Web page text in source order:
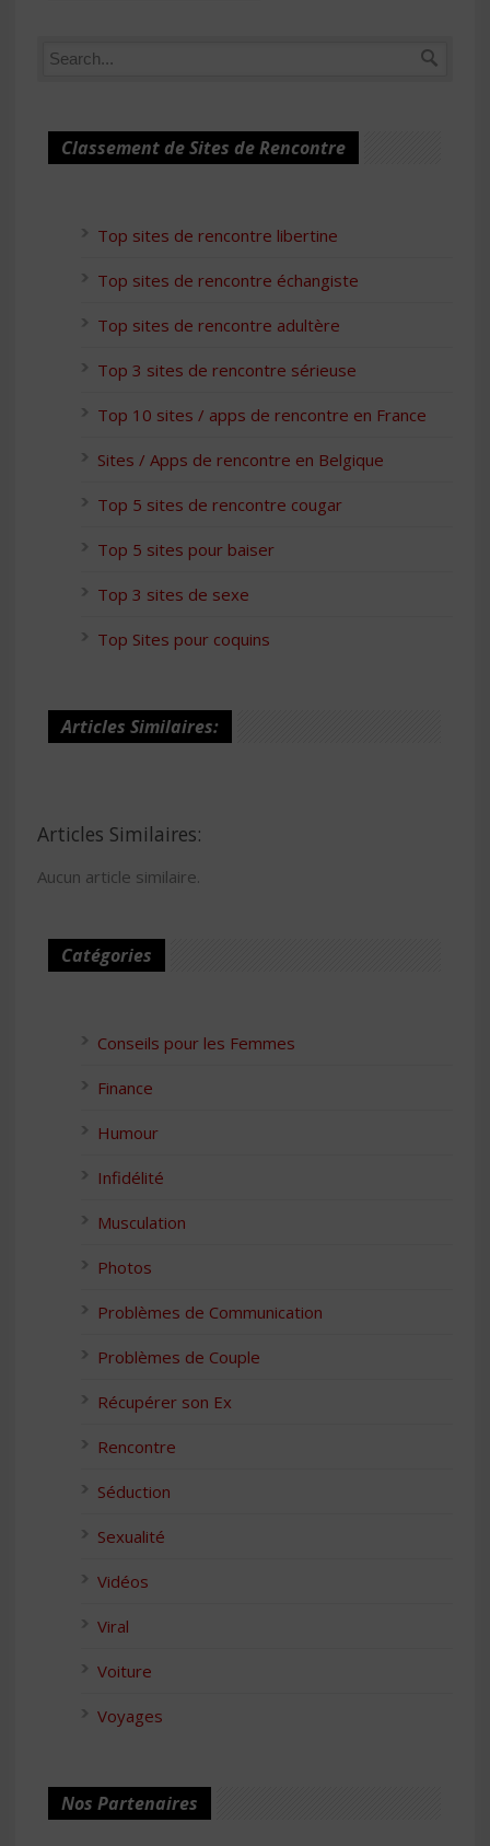
Classement de Sites de Rencontre
Top sites de rencontre libertine
Top sites de rencontre échangiste
Top sites de rencontre adultère
Top 3 sites de rencontre sérieuse
Top 10 sites / apps de rencontre en France
Sites / Apps de rencontre en Belgique
Top 5 sites de rencontre cougar
Top 5 sites pour baiser
Top 3 sites de sexe
Top Sites pour coquins
Articles Similaires:
Articles Similaires:
Aucun article similaire.
Catégories
Conseils pour les Femmes
Finance
Humour
Infidélité
Musculation
Photos
Problèmes de Communication
Problèmes de Couple
Récupérer son Ex
Rencontre
Séduction
Sexualité
Vidéos
Viral
Voiture
Voyages
Nos Partenaires